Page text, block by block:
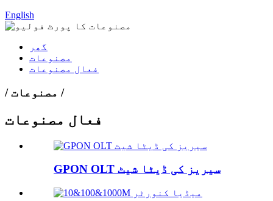
English
گھر
مصنوعات
فعال مصنوعات
/ مصنوعات /
فعال مصنوعات
GPON OLT سیریز کی ڈیٹا شیٹ